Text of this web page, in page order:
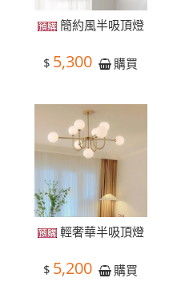
簡約風半吸頂燈
$ 5,300 購買
輕奢華半吸頂燈
$ 5,200 購買